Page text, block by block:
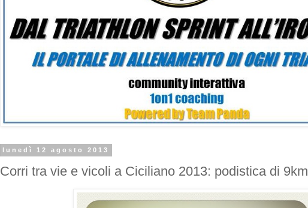
lunedì 12 agosto 2013
Corri tra vie e vicoli a Ciciliano 2013: podistica di 9km